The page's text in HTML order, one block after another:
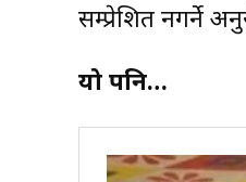
सम्प्रेशित नगर्ने
यो पनि…